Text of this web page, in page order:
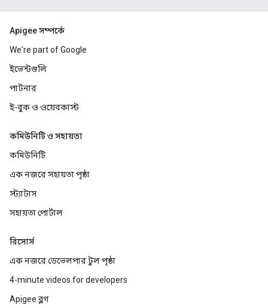
Apigee সম্পর্কে
We're part of Google
ইভেন্টগুলি
পার্টনার
ই-বুক ও ওয়েবকাস্ট
কমিউনিটি ও সহায়তা
কমিউনিটি
এক নজরে সহায়তা পৃষ্ঠা
স্ট্যাটাস
সহায়তা পোর্টাল
রিসোর্স
এক নজরে ডেভেলপার টুল পৃষ্ঠা
4-minute videos for developers
Apigee ব্লগ